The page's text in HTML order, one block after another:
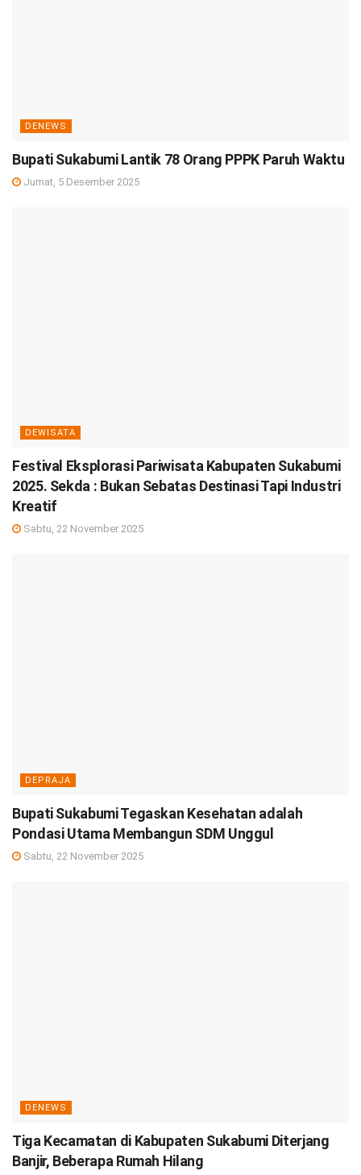
DENEWS
Bupati Sukabumi Lantik 78 Orang PPPK Paruh Waktu
Jumat, 5 Desember 2025
DEWISATA
Festival Eksplorasi Pariwisata Kabupaten Sukabumi
2025. Sekda : Bukan Sebatas Destinasi Tapi Industri
Kreatif
Sabtu, 22 November 2025
DEPRAJA
Bupati Sukabumi Tegaskan Kesehatan adalah
Pondasi Utama Membangun SDM Unggul
Sabtu, 22 November 2025
DENEWS
Tiga Kecamatan di Kabupaten Sukabumi Diterjang
Banjir, Beberapa Rumah Hilang